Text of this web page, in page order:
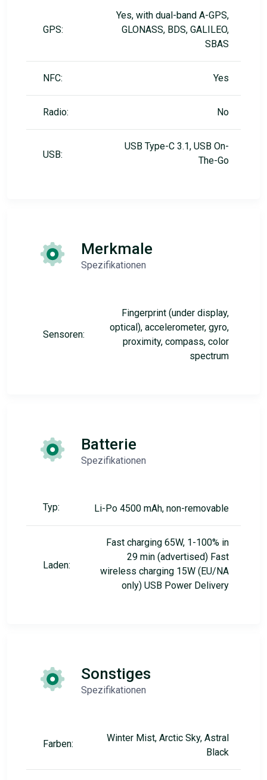
GPS:
Yes, with dual-band A-GPS,
GLONASS, BDS, GALILEO,
SBAS
NFC: Yes
Radio: No
USB:
USB Type-C 3.1, USB On-
The-Go
Merkmale
Spezifikationen
Sensoren:
Fingerprint (under display,
optical), accelerometer, gyro,
proximity, compass, color
spectrum
Batterie
Spezifikationen
Typ: Li-Po 4500 mAh, non-removable
Laden:
Fast charging 65W, 1-100% in
29 min (advertised) Fast
wireless charging 15W (EU/NA
only) USB Power Delivery
Sonstiges
Spezifikationen
Farben:
Winter Mist, Arctic Sky, Astral
Black